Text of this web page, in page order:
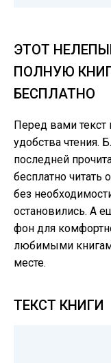
ЭТОТ
ПОЛНУЮ
БЕСПЛАТНО
Перед вами текст
удобства чтения.
последней
бесплатно читать
без
остановились. А
фон для
любимыми
месте.
ТЕКСТ КНИГИ